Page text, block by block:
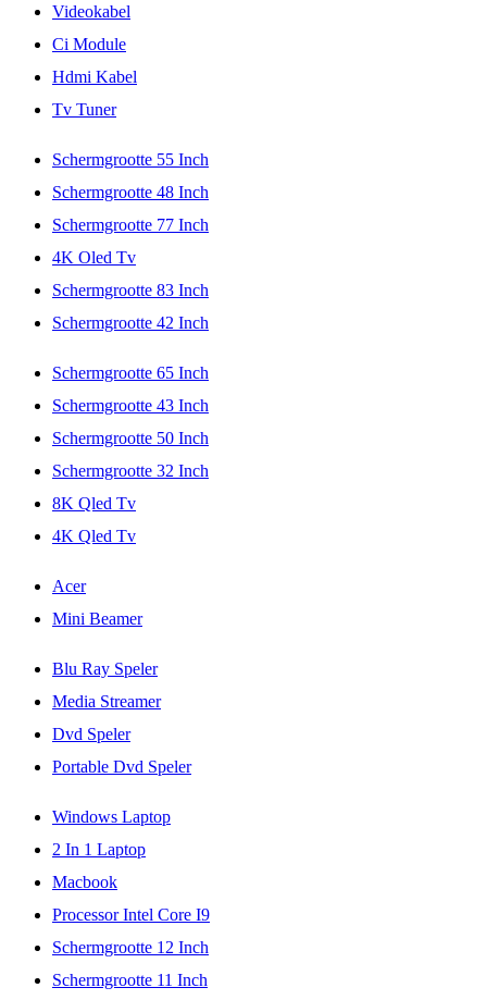
Videokabel
Ci Module
Hdmi Kabel
Tv Tuner
Schermgrootte 55 Inch
Schermgrootte 48 Inch
Schermgrootte 77 Inch
4K Oled Tv
Schermgrootte 83 Inch
Schermgrootte 42 Inch
Schermgrootte 65 Inch
Schermgrootte 43 Inch
Schermgrootte 50 Inch
Schermgrootte 32 Inch
8K Qled Tv
4K Qled Tv
Acer
Mini Beamer
Blu Ray Speler
Media Streamer
Dvd Speler
Portable Dvd Speler
Windows Laptop
2 In 1 Laptop
Macbook
Processor Intel Core I9
Schermgrootte 12 Inch
Schermgrootte 11 Inch